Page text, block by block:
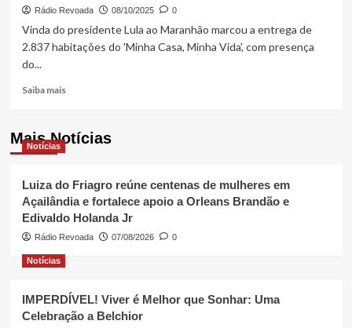
surpreende
moradores
no
Sul
Rádio Revoada 08/10/2025 0
Vinda do presidente Lula ao Maranhão marcou a entrega de
2.837 habitações do 'Minha Casa, Minha Vida', com presença
do...
Saiba maisRead
Iracema
Vale
agenda
ao
lado
do
presidente
Lula
Mais Notícias
Notícias
Luiza do Friagro reúne centenas de mulheres em
Açailândia e fortalece apoio a Orleans Brandão e
Edivaldo Holanda Jr
Rádio Revoada 07/08/2026 0
Notícias
IMPERDÍVEL! Viver é Melhor que Sonhar: Uma
Celebração a Belchior